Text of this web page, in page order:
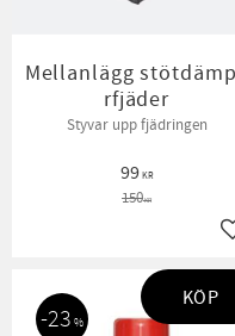
Mellanlägg
rfjäder
Styvar upp fjädringen
99KR
150KR
23 %
KÖP